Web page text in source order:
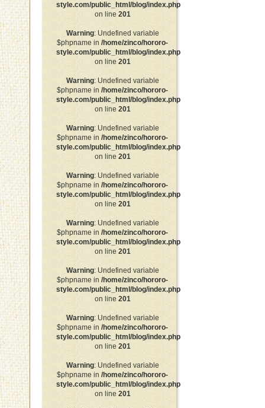
style.com/public_html/blog/index.php
on line 201
Warning: Undefined variable
$phpname in /home/zinco/hororo-
style.com/public_html/blog/index.php
on line 201
Warning: Undefined variable
$phpname in /home/zinco/hororo-
style.com/public_html/blog/index.php
on line 201
Warning: Undefined variable
$phpname in /home/zinco/hororo-
style.com/public_html/blog/index.php
on line 201
Warning: Undefined variable
$phpname in /home/zinco/hororo-
style.com/public_html/blog/index.php
on line 201
Warning: Undefined variable
$phpname in /home/zinco/hororo-
style.com/public_html/blog/index.php
on line 201
Warning: Undefined variable
$phpname in /home/zinco/hororo-
style.com/public_html/blog/index.php
on line 201
Warning: Undefined variable
$phpname in /home/zinco/hororo-
style.com/public_html/blog/index.php
on line 201
Warning: Undefined variable
$phpname in /home/zinco/hororo-
style.com/public_html/blog/index.php
on line 201